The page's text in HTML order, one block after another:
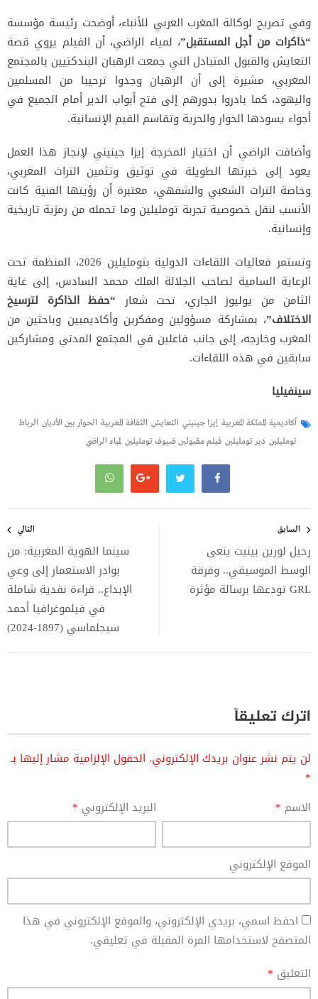
وفي تصريح لوكالة المغرب العربي للأنباء، أوضحت رئيسة مؤسسة
“ذاكرات من أجل المستقبل”، لمياء الراضي، أن الفيلم يروي قصة
التعايش والقبول المتبادل التي جمعت الرهبان البندكتيين بالمجتمع
المغربي، مشيرة إلى أن الرهبان وجدوا ترحيبا من المسلمين
واليهود، كما بادروا بدورهم إلى فتح أبواب الدير أمام الجميع في
أجواء يسودها الحوار والحرية وتقاسم القيم الإنسانية.
وأضافت الراضي أن اختيار المخرجة إيزا جينيني لإنجاز هذا العمل
يعود إلى خبرتها الطويلة في توثيق وتثمين التراث المغربي،
وخاصة التراث الشعبي والشفهي، معتبرة أن رؤيتها الفنية كانت
الأنسب لنقل خصوصية تجربة تومليلين وما تحمله من رمزية تاريخية
وإنسانية.
وتستمر فعاليات اللقاءات الدولية بتومليلين 2026، المنظمة تحت
الرعاية السامية لصاحب الجلالة الملك محمد السادس، إلى غاية
الثامن من يوليوز الجاري، تحت شعار “حفظ الذاكرة لترسيخ
الاختلاف”، بمشاركة مسؤولين ومفكرين وأكاديميين وباحثين من
المغرب وخارجه، إلى جانب فاعلين في المجتمع المدني ومشاركين
سابقين في هذه اللقاءات.
سينفيليا
أكاديمية المملكة المغربية إيزا جينيني التعايش الثقافة المغربية الحوار بين الأديان الرباط
تومليلين دير تومليلين فيلم مقبولين ضيوف تومليلين لمياء الراضي
المقالات
السابق
رحيل لورين بينيت ينعى
الوسط الموسيقي.. وفرقة
GRL تودعها برسالة مؤثرة
التالي
سينما الهوية المغربية: من
بوادر الاستعمار إلى وعي
الإبداع.. قراءة نقدية شاملة
في فيلموغرافيا أحمد
سيجلماسي (1897-2024)
اترك تعليقاً
لن يتم نشر عنوان بريدك الإلكتروني. الحقول الإلزامية مشار إليها بـ
*
الاسم * البريد الإلكتروني *
الموقع الإلكتروني
احفظ اسمي، بريدي الإلكتروني، والموقع الإلكتروني في هذا
المتصفح لاستخدامها المرة المقبلة في تعليقي.
التعليق *